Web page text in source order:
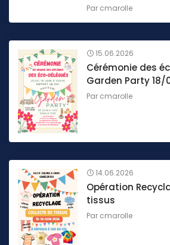
Par cmarolle
15.06.2026
Cérémonie des
Garden Party 18/
Par cmarolle
14.06.2026
Opération
tissus
Par cmarolle